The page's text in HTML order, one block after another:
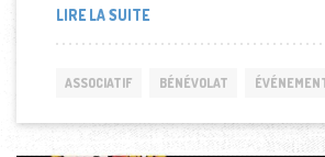
LIRE LA SUITE
ASSOCIATIF BÉNÉVOLAT